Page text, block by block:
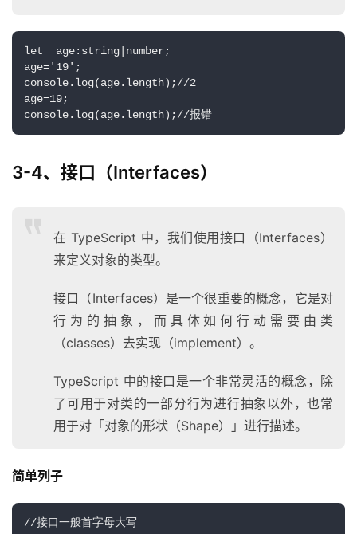
let  age:string|number;
age='19';
console.log(age.length);//2
age=19;
console.log(age.length);//报错
3-4、接口（Interfaces）
在 TypeScript 中，我们使用接口（Interfaces）
来定义对象的类型。
接口（Interfaces）是一个很重要的概念，它是对
行为的抽象，而具体如何行动需要由类
（classes）去实现（implement）。
TypeScript 中的接口是一个非常灵活的概念，除
了可用于对类的一部分行为进行抽象以外，也常
用于对「对象的形状（Shape）」进行描述。
简单列子
//接口一般首字母大写